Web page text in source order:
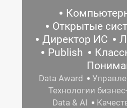
Открытые
Директор ИС
Publish
Data Award
Технологии
Data & AI